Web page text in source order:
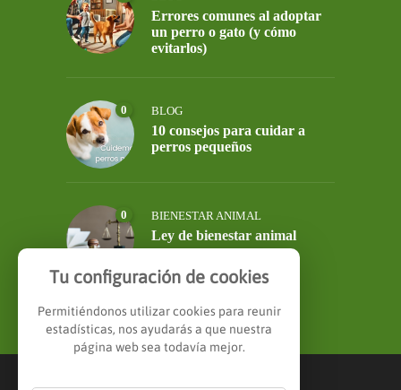
Errores comunes al adoptar
un perro o gato (y cómo
evitarlos)
0 BLOG
10 consejos para cuidar a
perros pequeños
0 BIENESTAR ANIMAL
Ley de bienestar animal
Tu configuración de cookies
Permitiéndonos utilizar cookies para reunir
estadísticas, nos ayudarás a que nuestra
página web sea todavía mejor.